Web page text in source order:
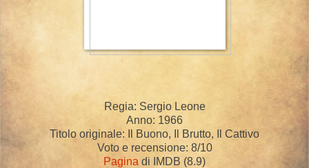
Regia: Sergio Leone
Anno: 1966
Titolo originale: Il Buono, Il Brutto, Il Cattivo
Voto e recensione: 8/10
Pagina di IMDB (8.9)